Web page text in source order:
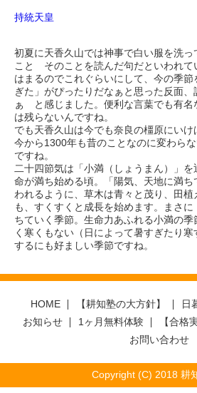
持統天皇
初夏に天香久山では神事で白い服を洗
こと そのことを読んだ句だといわれて
はまるのでこれぐらいにして、今の季
ぎた」がぴったりだなぁと思った反面
ぁ と感じました。便利な言葉でも有名
は残らないんですね。
でも天香久山は今でも奈良の橿原にいけ
今から1300年も昔のことなのに変わら
ですね。
二十四節気は「小満（しょうまん）」
命が満ち始める頃。「陽気、天地に満
われるように、草木は青々と茂り、田
も、すくすくと成長を始めます。まさに
ちていく季節。生命力あふれる小満の
く寒くもない（日によって暑すぎたり
するにも好ましい季節ですね。
HOME 【耕知塾の大方針】 日
お知らせ
1ヶ月無料体験 【合格
お問い合わせ
Copyright (C) 2018 耕